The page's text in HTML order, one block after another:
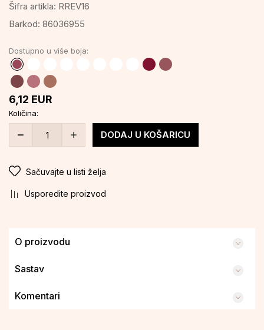
Šifra artikla: RREV16
Barkod: 86036955
6,12 EUR
Dostupno u više boja:
Količina:
DODAJ U KOŠARICU
Sačuvajte u listi želja
Usporedite proizvod
O proizvodu
Sastav
Komentari